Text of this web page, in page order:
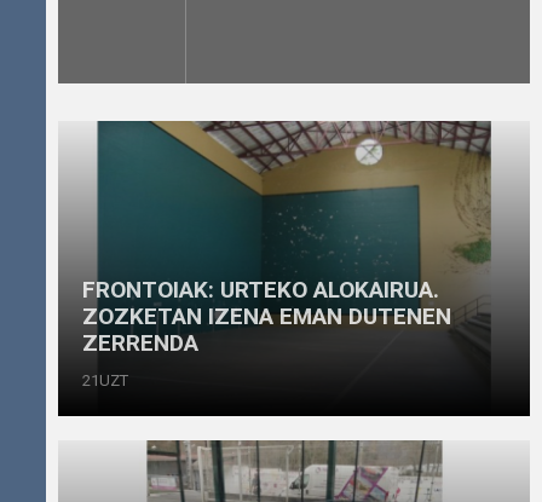
FRONTOIAK: URTEKO ALOKAIRUA.
ZOZKETAN IZENA EMAN DUTENEN
ZERRENDA
21UZT